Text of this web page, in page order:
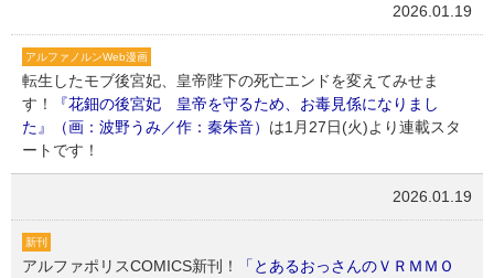
2026.01.19
アルファノルンWeb漫画
転生したモブ後宮妃、皇帝陛下の死亡エンドを変えてみせま
す！
『花鈿の後宮妃 皇帝を守るため、お毒見係になりまし
た』（画：波野うみ／作：秦朱音） は1月27日(火)より連載スタ
ートです！
2026.01.19
新刊
アルファポリスCOMICS新刊！
「とあるおっさんのＶＲＭＭＯ